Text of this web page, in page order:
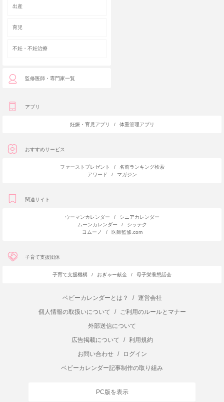
出産
育児
不妊・不妊治療
監修医師・専門家一覧
アプリ
妊娠・育児アプリ / 体重管理アプリ
おすすめサービス
ファーストプレゼント /
名前ランキング検索
アワード
/ マガジン
関連サイト
ウーマンカレンダー /
シニアカレンダー
ムーンカレンダー
/
シッテク
ヨムーノ
/ 医師監修.com
子育て支援団体
子育て支援機構 / おぎゃー献金 / 母子栄養懇話会
ベビーカレンダーとは？ /
運営会社
個人情報の取扱いについて
/
ご利用のルールとマナー
外部送信について
広告掲載について
/
利用規約
お問い合わせ
/
ログイン
ベビーカレンダー記事制作の取り組み
PC版を表示